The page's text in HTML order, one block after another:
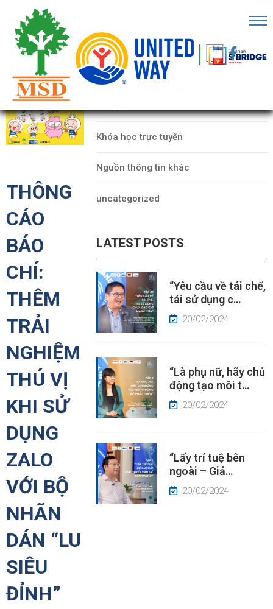
THÔNG
CÁO
BÁO
CHÍ:
THÊM
TRẢI
NGHIỆM
THÚ VỊ
KHI SỬ
DỤNG
ZALO
VỚI BỘ
NHÃN
DÁN “LU
SIÊU
ĐỈNH”
CATEGORIES
Khóa học trực tuyến
Nguồn thông tin khác
uncategorized
LATEST POSTS
“Yêu cầu về tái chế,
tái sử dụng c…
20/02/2024
“Là phụ nữ, hãy chủ
động tạo môi t…
20/02/2024
“Lấy trí tuệ bên
ngoài – Giả…
20/02/2024